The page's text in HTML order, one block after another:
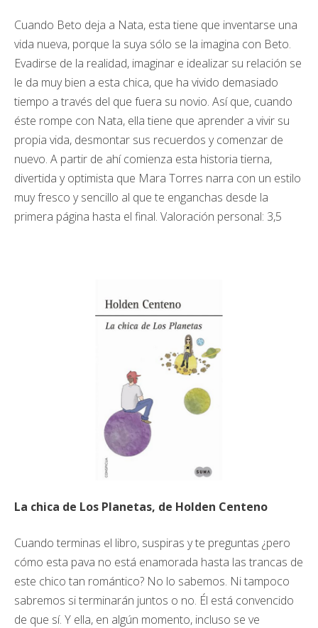
Cuando Beto deja a Nata, esta tiene que inventarse una
vida nueva, porque la suya sólo se la imagina con Beto.
Evadirse de la realidad, imaginar e idealizar su relación se
le da muy bien a esta chica, que ha vivido demasiado
tiempo a través del que fuera su novio. Así que, cuando
éste rompe con Nata, ella tiene que aprender a vivir su
propia vida, desmontar sus recuerdos y comenzar de
nuevo. A partir de ahí comienza esta historia tierna,
divertida y optimista que Mara Torres narra con un estilo
muy fresco y sencillo al que te enganchas desde la
primera página hasta el final. Valoración personal: 3,5
La chica de Los Planetas, de Holden Centeno
Cuando terminas el libro, suspiras y te preguntas ¿pero
cómo esta pava no está enamorada hasta las trancas de
este chico tan romántico? No lo sabemos. Ni tampoco
sabremos si terminarán juntos o no. Él está convencido
de que sí. Y ella, en algún momento, incluso se ve